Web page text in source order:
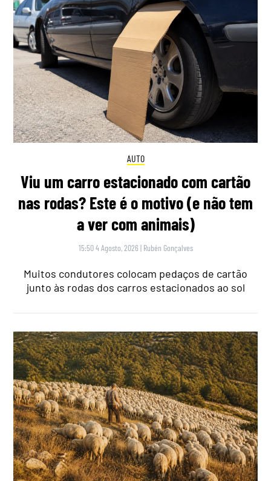
AUTO
Viu um carro estacionado com cartão
nas rodas? Este é o motivo (e não tem
a ver com animais)
15:50 4 Agosto, 2026 | Rubén Gonçalves
Muitos condutores colocam pedaços de cartão
junto às rodas dos carros estacionados ao sol